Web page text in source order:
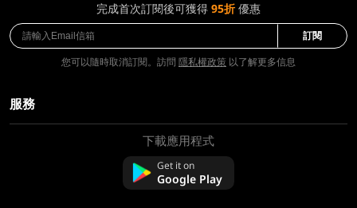
完成首次訂閱後可獲得 95折優惠
訂閱
您可以隨時取消訂閱。訪問 隱私權政策 以了解更多信息
服務
下載應用程式
Get it on
Google Play